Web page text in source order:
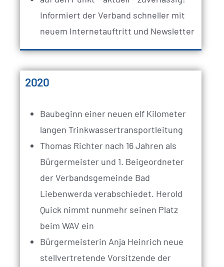
Informiert der Verband schneller mit
neuem Internetauftritt und Newsletter
2020
Baubeginn einer neuen elf Kilometer
langen Trinkwassertransportleitung
Thomas Richter nach 16 Jahren als
Bürgermeister und 1. Beigeordneter
der Verbandsgemeinde Bad
Liebenwerda verabschiedet. Herold
Quick nimmt nunmehr seinen Platz
beim WAV ein
Bürgermeisterin Anja Heinrich neue
stellvertretende Vorsitzende der